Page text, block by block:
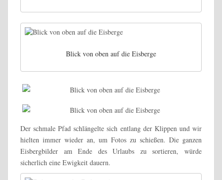
Blick von oben auf die Eisberge
Der schmale Pfad schlängelte sich entlang der Klippen und wir
hielten immer wieder an, um Fotos zu schießen. Die ganzen
Eisbergbilder am Ende des Urlaubs zu sortieren, würde
sicherlich eine Ewigkeit dauern.